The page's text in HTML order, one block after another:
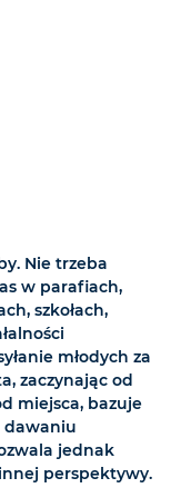
Nie trzeba
w parafiach,
szkołach,
młodych za
zaczynając od
miejsca, bazuje
dawaniu
jednak
perspektywy.